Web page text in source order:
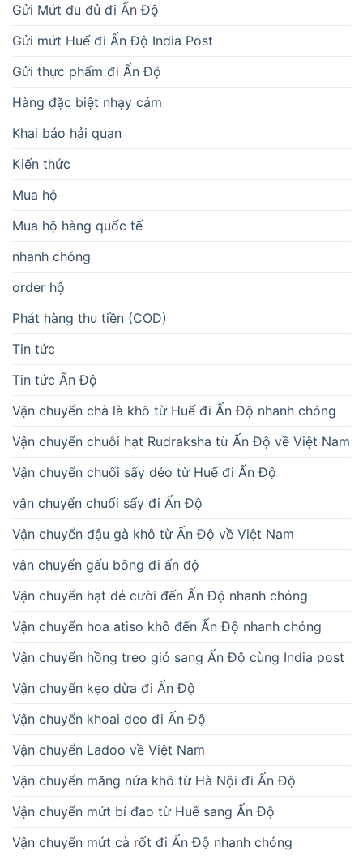
Gửi Mứt đu đủ đi Ấn Độ
Gửi mứt Huế đi Ấn Độ India Post
Gửi thực phẩm đi Ấn Độ
Hàng đặc biệt nhạy cảm
Khai báo hải quan
Kiến thức
Mua hộ
Mua hộ hàng quốc tế
nhanh chóng
order hộ
Phát hàng thu tiền (COD)
Tin tức
Tin tức Ấn Độ
Vận chuyển chà là khô từ Huế đi Ấn Độ nhanh chóng
Vận chuyển chuỗi hạt Rudraksha từ Ấn Độ về Việt Nam
Vận chuyển chuối sấy dẻo từ Huế đi Ấn Độ
vận chuyển chuối sấy đi Ấn Độ
Vận chuyển đậu gà khô từ Ấn Độ về Việt Nam
vận chuyển gấu bông đi ấn độ
Vận chuyển hạt dẻ cười đến Ấn Độ nhanh chóng
Vận chuyển hoa atiso khô đến Ấn Độ nhanh chóng
Vận chuyển hồng treo gió sang Ấn Độ cùng India post
Vận chuyển kẹo dừa đi Ấn Độ
Vận chuyển khoai deo đi Ấn Độ
Vận chuyển Ladoo về Việt Nam
Vận chuyển măng nứa khô từ Hà Nội đi Ấn Độ
Vận chuyển mứt bí đao từ Huế sang Ấn Độ
Vận chuyển mứt cà rốt đi Ấn Độ nhanh chóng